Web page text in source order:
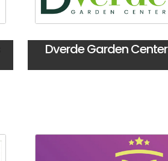
Dverde Garden Center